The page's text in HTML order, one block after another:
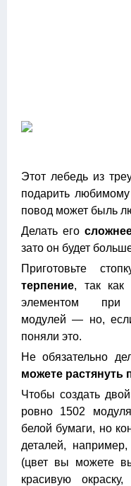
Этот лебедь из
подарить
повод может быль
Делать его
зато он будет
Приготовьте
терпение, так как
элементом при
модулей — но,
поняли это.
Не обязательно
можете растянуть
Чтобы создать
ровно 1502
белой бумаги, но
деталей,
(цвет вы можете
красивую